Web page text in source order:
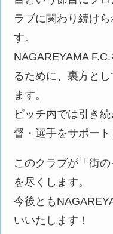
ラブに関わり続け
す。
NAGAREYAMA
るために、裏方と
ます。
ピッチ内では引き
督・選手をサポート
このクラブが「街
を尽くします。
今後とも
いいたします！